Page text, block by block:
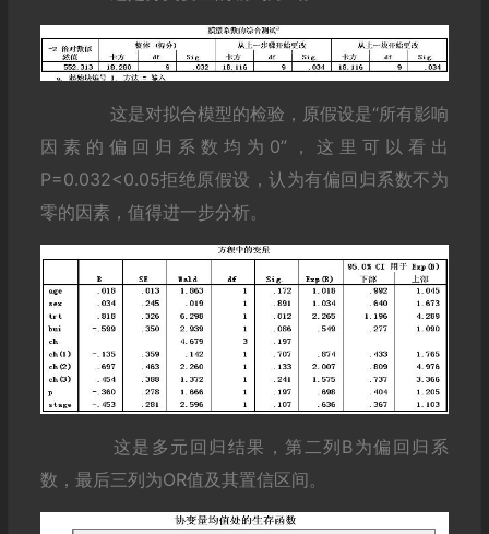
这是对拟合模型的检验，原假设是“所有影响
因素的偏回归系数均为0”，这里可以看出
P=0.032<0.05拒绝原假设，认为有偏回归系数不为
零的因素，值得进一步分析。
这是多元回归结果，第二列B为偏回归系
数，最后三列为OR值及其置信区间。